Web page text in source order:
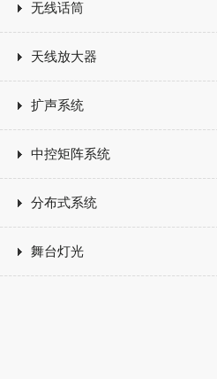
无线话筒
天线放大器
扩声系统
中控矩阵系统
分布式系统
舞台灯光